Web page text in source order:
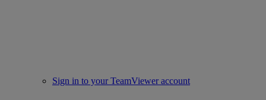
Sign in to your TeamViewer account